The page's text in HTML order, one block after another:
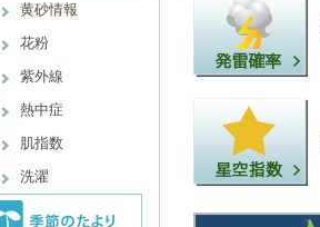
黄砂情報
花粉
紫外線
熱中症
肌指数
洗濯